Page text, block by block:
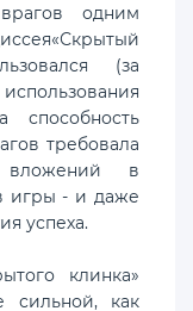
одним
(за
требовала
вложений в
игры - и даже
успеха.
клинка»
сильной, как